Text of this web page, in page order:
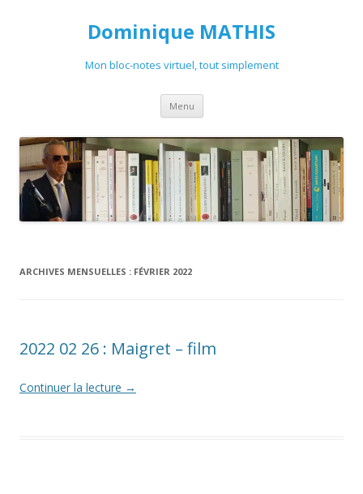
Dominique MATHIS
Mon bloc-notes virtuel, tout simplement
Menu Aller
contenu
ARCHIVES MENSUELLES : FÉVRIER 2022
2022 02 26 : Maigret – film
Continuer la lecture →